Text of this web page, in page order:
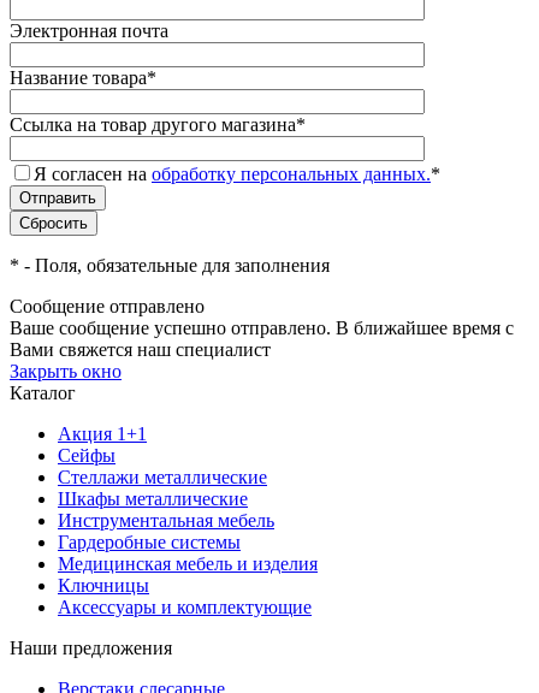
Электронная почта
Название товара*
Ссылка на товар другого магазина*
Я согласен на обработку персональных данных.*
* - Поля, обязательные для заполнения
Сообщение отправлено
Ваше сообщение успешно отправлено. В ближайшее время с
Вами свяжется наш специалист
Закрыть окно
Каталог
Акция 1+1
Сейфы
Стеллажи металлические
Шкафы металлические
Инструментальная мебель
Гардеробные системы
Медицинская мебель и изделия
Ключницы
Аксессуары и комплектующие
Наши предложения
Верстаки слесарные